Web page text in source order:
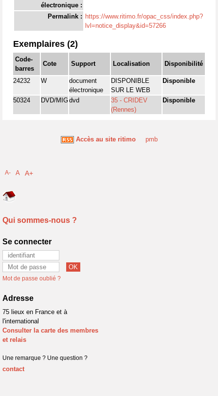
électronique :
Permalink : https://www.ritimo.fr/opac_css/index.php?
lvl=notice_display&id=57266
Exemplaires (2)
Code-
barres
Cote Support Localisation Disponibilité
24232 W
document
électronique
DISPONIBLE
SUR LE WEB
Disponible
50324 DVD/MIGdvd
35 - CRIDEV
(Rennes)
Disponible
Accès au site ritimo pmb
A- A A+
Qui sommes-nous ?
Se connecter
Mot de passe oublié ?
Adresse
75 lieux en France et à
l'international
Consulter la carte des membres
et relais
Une remarque ? Une question ?
contact